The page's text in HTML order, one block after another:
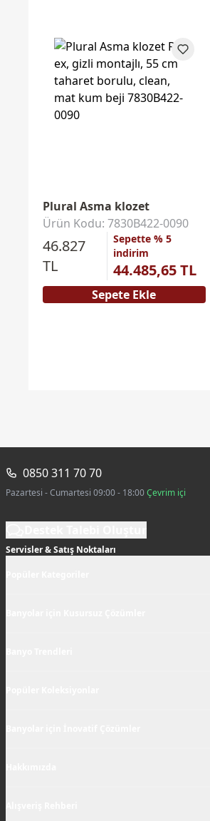
Plural Asma klozet
Ürün Kodu: 7830B422-0090
46.827
TL
Sepette % 5
indirim
44.485,65 TL
Sepete Ekle
0850 311 70 70
Pazartesi - Cumartesi 09:00 - 18:00Çevrim içi
Servisler & Satış Noktaları